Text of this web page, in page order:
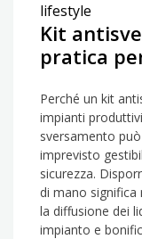
lifestyle
Kit
pratica
Perché un kit
impianti
sversamento
imprevisto
sicurezza.
di mano significa
la diffusione dei
impianto e